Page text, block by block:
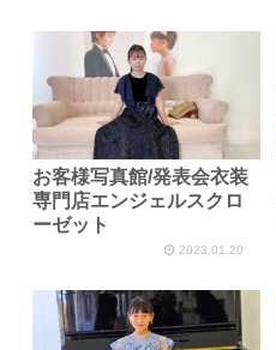
お客様写真館/発表会衣装
専門店エンジェルスクロ
ーゼット
2023.01.20